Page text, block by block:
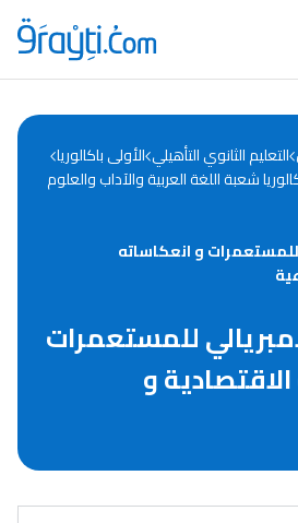
Catégories
d'actualités
التعليم الثانوي التأهيلي الأولى باكالوريا
شعبة اللغة العربية والآداب والعلوم
للمستعمرات و انعكاساته
للمستعمرات
و